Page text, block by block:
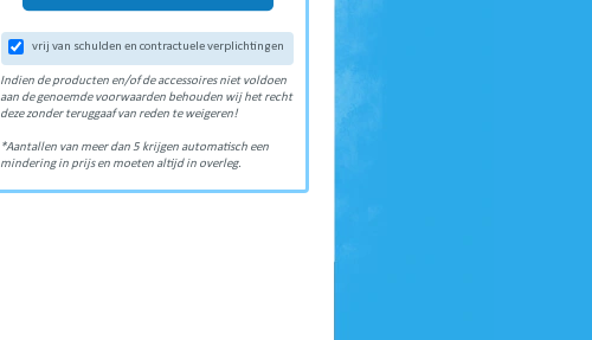
vrij van schulden en contractuele verplichtingen
Indien de producten en/of de accessoires niet voldoen
aan de genoemde voorwaarden behouden wij het recht
deze zonder teruggaaf van reden te weigeren!
*Aantallen van meer dan 5 krijgen automatisch een
mindering in prijs en moeten altijd in overleg.